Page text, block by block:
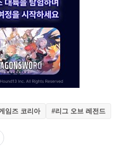
임즈 코리아 #리그 오브 레전드